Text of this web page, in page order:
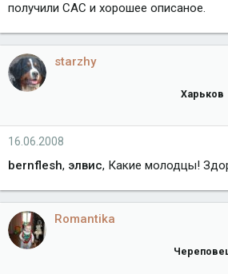
получили САС и хорошее описаное.
starzhy
Харьков
16.06.2008
bernflesh, элвис, Какие молодцы!
Romantika